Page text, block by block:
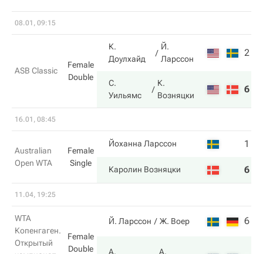
08.01, 09:15
ASB Classic
Female
Double
К.
Доулхайд
Й.
Ларссон
2
С.
Уильямс
К.
Возняцки
6
16.01, 08:45
Australian
Open WTA
Female
Single
Йоханна Ларссон 1
Каролин Возняцки 6
11.04, 19:25
WTA
Копенгаген.
Открытый
Female
Double
Й. Ларссон Ж. Воер 6
А.
А.